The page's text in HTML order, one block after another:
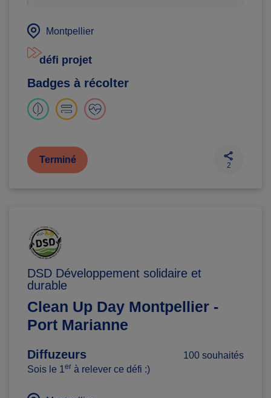
Montpellier
défi projet
Badges à récolter
Terminé
2
DSD Développement solidaire et
durable
Clean Up Day Montpellier -
Port Marianne
Diffuzeurs
100 souhaités
Sois le 1er à relever ce défi :)